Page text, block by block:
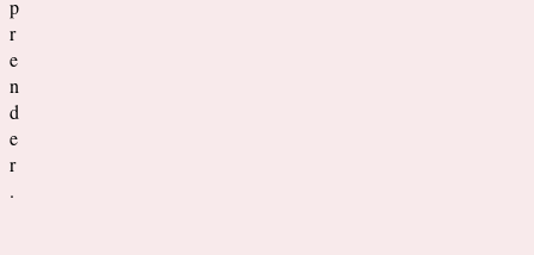
p
r
e
n
d
e
r
.